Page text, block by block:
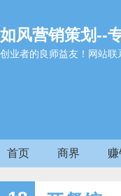
如风营销策划--
创业者的良师益友！网站
首页 商界